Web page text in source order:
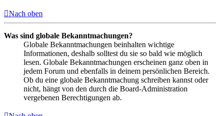
Nach oben
Was sind globale Bekanntmachungen?
Globale Bekanntmachungen beinhalten wichtige
Informationen, deshalb solltest du sie so bald wie möglich
lesen. Globale Bekanntmachungen erscheinen ganz oben in
jedem Forum und ebenfalls in deinem persönlichen Bereich.
Ob du eine globale Bekanntmachung schreiben kannst oder
nicht, hängt von den durch die Board-Administration
vergebenen Berechtigungen ab.